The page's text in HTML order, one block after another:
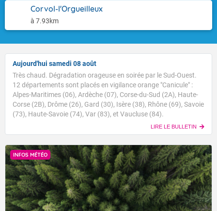
Corvol-l'Orgueilleux
à 7.93km
Aujourd'hui samedi 08 août
Très chaud. Dégradation orageuse en soirée par le Sud-Ouest.
12 départements sont placés en vigilance orange "Canicule" :
Alpes-Maritimes (06), Ardèche (07), Corse-du-Sud (2A), Haute-
Corse (2B), Drôme (26), Gard (30), Isère (38), Rhône (69), Savoie
(73), Haute-Savoie (74), Var (83), et Vaucluse (84).
LIRE LE BULLETIN
INFOS MÉTÉO